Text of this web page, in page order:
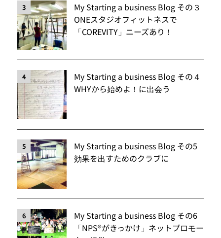
3
My Starting a business Blog その３
ONEスタジオフィットネスで
「COREVITY」ニーズあり！
4
My Starting a business Blog その４
WHYから始めよ！に出会う
5
My Starting a business Blog その5
効果を出すためのクラブに
6
My Starting a business Blog その6
「NPS®️がきっかけ」ネットプロモー